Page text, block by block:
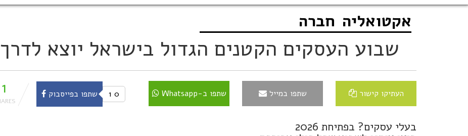
שתפו בפייסבוק
אקטואליה חברה
שבוע העסקים הקטנים הגדול בישראל יוצא לדרך
העתיקו קישור שתפו במייל שתפו ב-Whatsapp 0 שתפו בפייסבוק 1
בעלי עסקים? בפתיחת 2026